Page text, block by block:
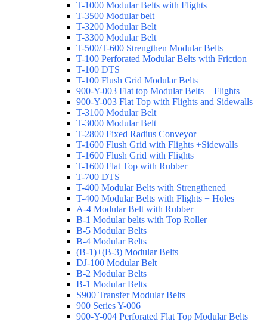
T-1000 Modular Belts with Flights
T-3500 Modular belt
T-3200 Modular Belt
T-3300 Modular Belt
T-500/T-600 Strengthen Modular Belts
T-100 Perforated Modular Belts with Friction
T-100 DTS
T-100 Flush Grid Modular Belts
900-Y-003 Flat top Modular Belts + Flights
900-Y-003 Flat Top with Flights and Sidewalls
T-3100 Modular Belt
T-3000 Modular Belt
T-2800 Fixed Radius Conveyor
T-1600 Flush Grid with Flights +Sidewalls
T-1600 Flush Grid with Flights
T-1600 Flat Top with Rubber
T-700 DTS
T-400 Modular Belts with Strengthened
T-400 Modular Belts with Flights + Holes
A-4 Modular Belt with Rubber
B-1 Modular belts with Top Roller
B-5 Modular Belts
B-4 Modular Belts
(B-1)+(B-3) Modular Belts
DJ-100 Modular Belt
B-2 Modular Belts
B-1 Modular Belts
S900 Transfer Modular Belts
900 Series Y-006
900-Y-004 Perforated Flat Top Modular Belts